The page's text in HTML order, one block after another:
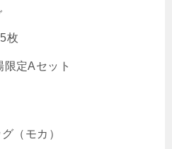
枚
定Aセット
（モカ）